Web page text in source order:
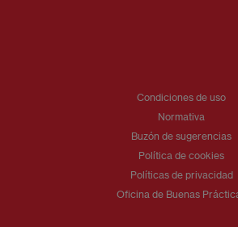
Condiciones de uso
Normativa
Buzón de sugerencias
Política de cookies
Políticas de privacidad
Oficina de Buenas